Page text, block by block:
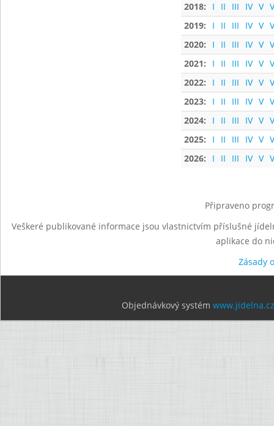
2018:
I II III IV V
2019:
I II III IV V
2020:
I II III IV V
2021:
I II III IV V
2022:
I II III IV V
2023:
I II III IV V
2024:
I II III IV V
2025:
I II III IV V
2026:
I II III IV V
Připraveno
Veškeré publikované informace jsou vlastnictvím příslušné
aplikace do
Zásady
Objednávkový systém www.jidelna.cz